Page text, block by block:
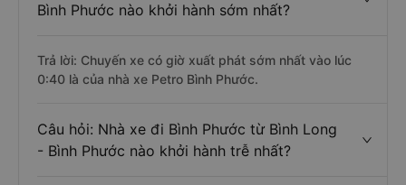
Bình Phước nào khởi hành sớm nhất?
Trả lời: Chuyến xe có giờ xuất phát sớm nhất vào lúc
0:40 là của nhà xe Petro Bình Phước.
Câu hỏi: Nhà xe đi Bình Phước từ Bình Long
- Bình Phước nào khởi hành trễ nhất?